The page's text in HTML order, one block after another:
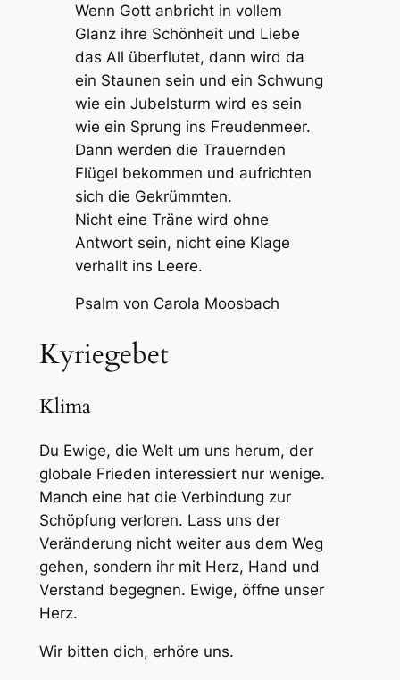
Wenn Gott anbricht in vollem
Glanz ihre Schönheit und Liebe
das All überflutet, dann wird da
ein Staunen sein und ein Schwung
wie ein Jubelsturm wird es sein
wie ein Sprung ins Freudenmeer.
Dann werden die Trauernden
Flügel bekommen und aufrichten
sich die Gekrümmten.
Nicht eine Träne wird ohne
Antwort sein, nicht eine Klage
verhallt ins Leere.
Psalm von Carola Moosbach
Kyriegebet
Klima
Du Ewige, die Welt um uns herum, der
globale Frieden interessiert nur wenige.
Manch eine hat die Verbindung zur
Schöpfung verloren. Lass uns der
Veränderung nicht weiter aus dem Weg
gehen, sondern ihr mit Herz, Hand und
Verstand begegnen. Ewige, öffne unser
Herz.
Wir bitten dich, erhöre uns.